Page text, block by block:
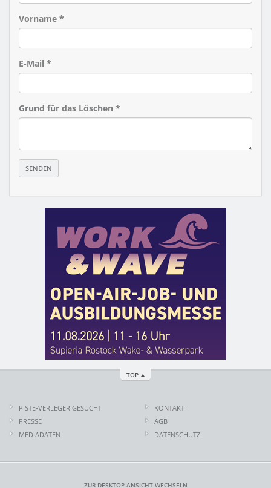
Vorname *
E-Mail *
Grund für das Löschen *
TOP
PISTE-VERLEGER GESUCHT
PRESSE
MEDIADATEN
KONTAKT
AGB
DATENSCHUTZ
ZUR DESKTOP ANSICHT WECHSELN